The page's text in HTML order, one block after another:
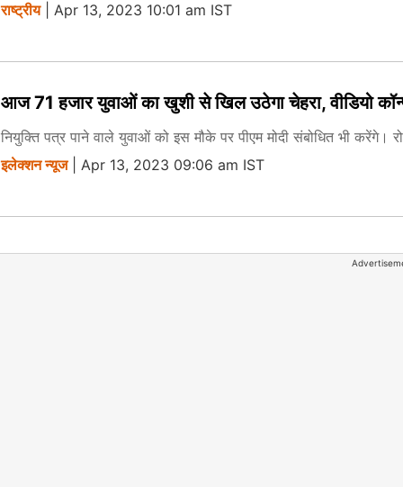
राष्ट्रीय| Apr 13, 2023 10:01 am IST
आज 71 हजार युवाओं का खुशी से खिल उठेगा चेहरा, वीडियो
नियुक्ति पत्र पाने वाले युवाओं को इस मौके पर पीएम मोदी संबोधित भी
इलेक्‍शन न्‍यूज| Apr 13, 2023 09:06 am IST